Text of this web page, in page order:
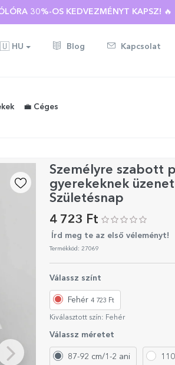
30%-OS KEDVEZMÉNYT KAPSZ! 🔥
HU Blog Kapcsolat
💼 Céges
Személyre szabott
gyerekeknek
Születésnap
4 723 Ft
Írd meg te az első véleményt!
Termékkód: 27069
Válassz színt
Fehér 4 723 Ft
Kiválasztott szín: Fehér
Válassz méretet
87-92 cm/1-2 ani